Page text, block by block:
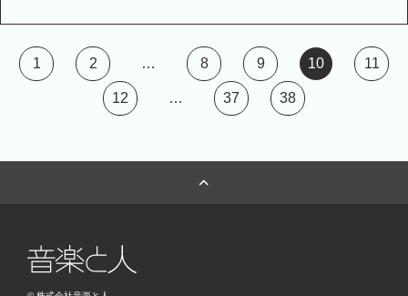
1 2 … 8 9 10 11
12 … 37 38